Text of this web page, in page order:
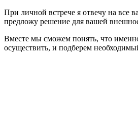
При личной встрече я отвечу на все
предложу решение для вашей
Вместе мы сможем понять, что
осуществить, и подберем